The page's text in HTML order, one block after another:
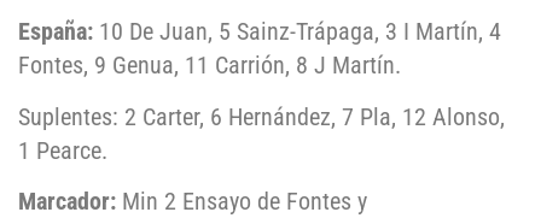
España: 10 De Juan, 5 Sainz-Trápaga, 3 I Martín, 4
Fontes, 9 Genua, 11 Carrión, 8 J Martín.
Suplentes: 2 Carter, 6 Hernández, 7 Pla, 12 Alonso,
1 Pearce.
Marcador: Min 2 Ensayo de Fontes y